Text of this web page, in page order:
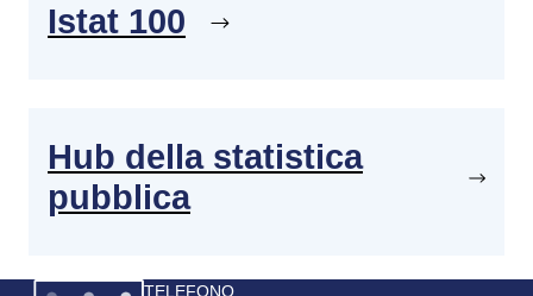
Istat 100
Hub della statistica
pubblica
Immagine
TELEFONO